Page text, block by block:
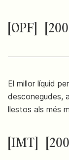
[OPF]
El millor líquid
desconegudes,
llestos als més
[IMT]